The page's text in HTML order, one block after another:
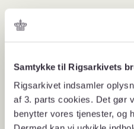
Samtykke til Rigsarkivets
Rigsarkivet indsamler
af 3. parts cookies. Det gør
benytter vores tjenester, og
Skiftende
holdninger
forsvarspoli
61,3